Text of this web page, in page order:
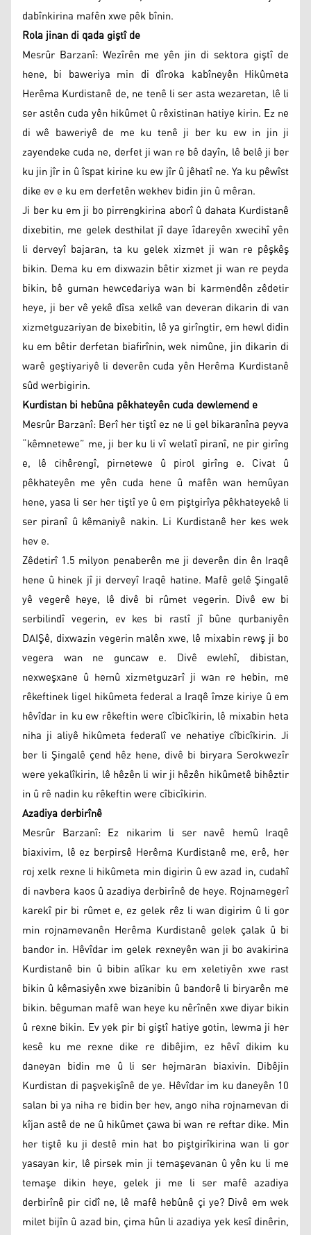
dabînkirina mafên xwe pêk bînin.
Rola jinan di qada giştî de
Mesrûr Barzanî: Wezîrên me yên jin di sektora giştî de
hene, bi baweriya min di dîroka kabîneyên Hikûmeta
Herêma Kurdistanê de, ne tenê li ser asta wezaretan, lê li
ser astên cuda yên hikûmet û rêxistinan hatiye kirin. Ez ne
di wê baweriyê de me ku tenê ji ber ku ew in jin ji
zayendeke cuda ne, derfet ji wan re bê dayîn, lê belê ji ber
ku jin jîr in û îspat kirine ku ew jîr û jêhatî ne. Ya ku pêwîst
dike ev e ku em derfetên wekhev bidin jin û mêran.
Ji ber ku em ji bo pirrengkirina aborî û dahata Kurdistanê
dixebitin, me gelek desthilat jî daye îdareyên xwecihî yên
li derveyî bajaran, ta ku gelek xizmet ji wan re pêşkêş
bikin. Dema ku em dixwazin bêtir xizmet ji wan re peyda
bikin, bê guman hewcedariya wan bi karmendên zêdetir
heye, ji ber vê yekê dîsa xelkê van deveran dikarin di van
xizmetguzariyan de bixebitin, lê ya girîngtir, em hewl didin
ku em bêtir derfetan biafirînin, wek nimûne, jin dikarin di
warê geştiyariyê li deverên cuda yên Herêma Kurdistanê
sûd werbigirin.
Kurdistan bi hebûna pêkhateyên cuda dewlemend e
Mesrûr Barzanî: Berî her tiştî ez ne li gel bikaranîna peyva
“kêmnetewe” me, ji ber ku li vî welatî piranî, ne pir girîng
e, lê cihêrengî, pirnetewe û pirol girîng e. Civat û
pêkhateyên me yên cuda hene û mafên wan hemûyan
hene, yasa li ser her tiştî ye û em piştgirîya pêkhateyekê li
ser piranî û kêmaniyê nakin. Li Kurdistanê her kes wek
hev e.
Zêdetirî 1.5 milyon penaberên me ji deverên din ên Iraqê
hene û hinek jî ji derveyî Iraqê hatine. Mafê gelê Şingalê
yê vegerê heye, lê divê bi rûmet vegerin. Divê ew bi
serbilindî vegerin, ev kes bi rastî jî bûne qurbaniyên
DAIŞê, dixwazin vegerin malên xwe, lê mixabin rewş ji bo
vegera wan ne guncaw e. Divê ewlehî, dibistan,
nexweşxane û hemû xizmetguzarî ji wan re hebin, me
rêkeftinek ligel hikûmeta federal a Iraqê îmze kiriye û em
hêvîdar in ku ew rêkeftin were cîbicîkirin, lê mixabin heta
niha ji aliyê hikûmeta federalî ve nehatiye cîbicîkirin. Ji
ber li Şingalê çend hêz hene, divê bi biryara Serokwezîr
were yekalîkirin, lê hêzên li wir ji hêzên hikûmetê bihêztir
in û rê nadin ku rêkeftin were cîbicîkirin.
Azadiya derbirînê
Mesrûr Barzanî: Ez nikarim li ser navê hemû Iraqê
biaxivim, lê ez berpirsê Herêma Kurdistanê me, erê, her
roj xelk rexne li hikûmeta min digirin û ew azad in, cudahî
di navbera kaos û azadiya derbirînê de heye. Rojnamegerî
karekî pir bi rûmet e, ez gelek rêz li wan digirim û li gor
min rojnamevanên Herêma Kurdistanê gelek çalak û bi
bandor in. Hêvîdar im gelek rexneyên wan ji bo avakirina
Kurdistanê bin û bibin alîkar ku em xeletiyên xwe rast
bikin û kêmasiyên xwe bizanibin û bandorê li biryarên me
bikin. bêguman mafê wan heye ku nêrînên xwe diyar bikin
û rexne bikin. Ev yek pir bi giştî hatiye gotin, lewma ji her
kesê ku me rexne dike re dibêjim, ez hêvî dikim ku
daneyan bidin me û li ser hejmaran biaxivin. Dibêjin
Kurdistan di paşvekişînê de ye. Hêvîdar im ku daneyên 10
salan bi ya niha re bidin ber hev, ango niha rojnamevan di
kîjan astê de ne û hikûmet çawa bi wan re reftar dike. Min
her tiştê ku ji destê min hat bo piştgirîkirina wan li gor
yasayan kir, lê pirsek min ji temaşevanan û yên ku li me
temaşe dikin heye, gelek ji me li ser mafê azadiya
derbirînê pir cidî ne, lê mafê hebûnê çi ye? Divê em wek
milet bijîn û azad bin, çima hûn li azadiya yek kesî dinêrin,